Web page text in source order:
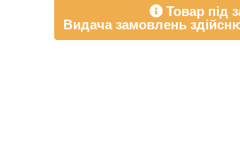
Товар під
Видача замовлень